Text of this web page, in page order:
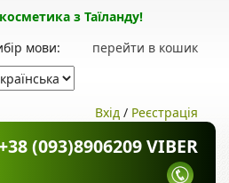
з Таїланду!
перейти в кошик
мови:
Вхід / Реєстрація
(093)8906209 VIBER